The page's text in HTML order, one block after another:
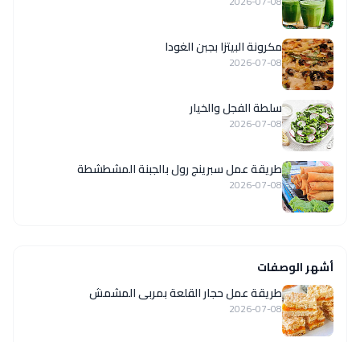
مكرونة البيتزا بجبن الغودا
2026-07-08
سلطة الفجل والخيار
2026-07-08
طريقة عمل سبرينج رول بالجبنة المشطشطة
2026-07-08
أشهر الوصفات
طريقة عمل حجار القلعة بمربى المشمش
2026-07-08